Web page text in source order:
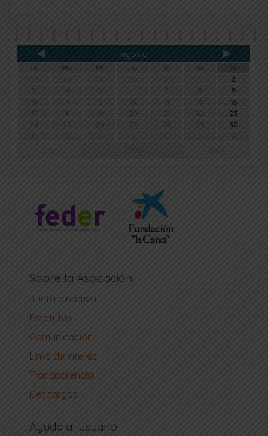
agosto
Lu Ma Mi Ju Vi Sá
Do
27
28 29 30 31 1
2
3
4 5 7 8
9
10
11 12 13 14 15
16
17
18 19 20 21 22
23
24
25 26 27 28 29
30
31
2 3 4 5 6
2025 2027
Sobre la Asociación
Junta directiva
Estatutos
Comunicación
Links de interés
Transparencia
Descargas
Ayuda al usuario